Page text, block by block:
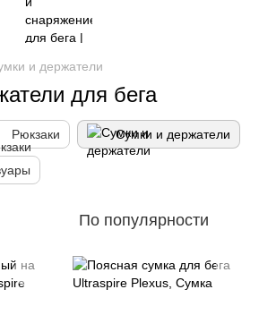
и держатели
для бега
Рюкзаки Сумки и держатели
По популярности